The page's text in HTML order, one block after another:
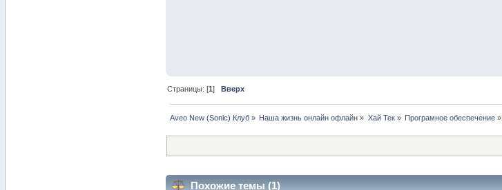
Страницы: [1] Вверх
Aveo New (Sonic) Клуб» Наша жизнь онлайн офлайн » Хай Тек» Програмное обеспечение»
Похожие темы (1)